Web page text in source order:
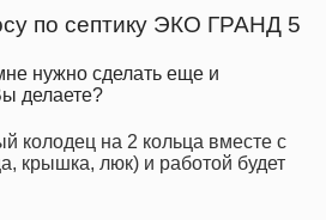
по септику ЭКО ГРАНД 5
нужно сделать еще и
делаете?
колодец на 2 кольца вместе с
крышка, люк) и работой будет